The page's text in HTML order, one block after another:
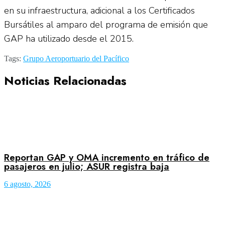
en su infraestructura, adicional a los Certificados
Bursátiles al amparo del programa de emisión que
GAP ha utilizado desde el 2015.
Tags: Grupo Aeroportuario del Pacífico
Noticias Relacionadas
Reportan GAP y OMA incremento en tráfico de
pasajeros en julio; ASUR registra baja
6 agosto, 2026